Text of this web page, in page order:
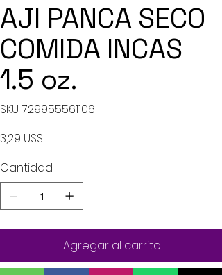
AJI PANCA SECO
COMIDA INCAS
1.5 oz.
SKU: SKU
729955561106
729955561106
Precio
3,29 US$
Cantidad
Agregar al carrito